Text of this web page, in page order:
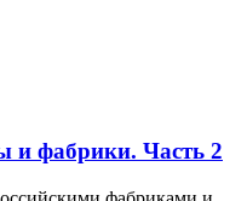
и фабрики. Часть 2